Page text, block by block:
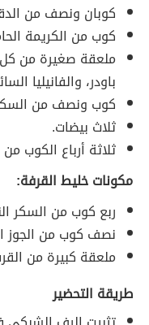
كوبان ونصف من
كوب من الكريمة
ملعقة صغيرة من كل
باودر، والفانيليا
كوب ونصف من السكر
ثلاث بيضات.
ثلاثة أرباع الكوب من
مكونات خليط القرفة:
ربع كوب من السكر
نصف كوب من الجوز
ملعقة كبيرة من
طريقة التحضير